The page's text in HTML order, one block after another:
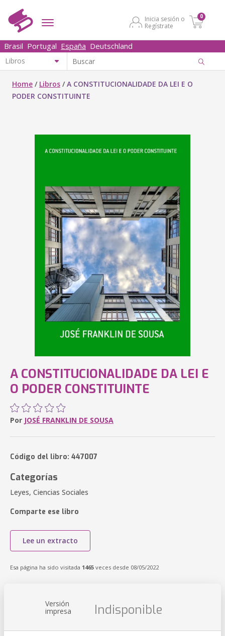
Inicia sesión o
Regístrate
0
Brasil Portugal España Deutschland
Home / Libros /A CONSTITUCIONALIDADE DA LEI E O
PODER CONSTITUINTE
A CONSTITUCIONALIDADE DA LEI E
O PODER CONSTITUINTE
Por JOSÉ FRANKLIN DE SOUSA
Código del libro: 447007
Categorías
Leyes, Ciencias Sociales
Comparte ese libro
Lee un extracto
Esa página ha sido visitada 1465 veces desde 08/05/2022
Versión
impresa Indisponible